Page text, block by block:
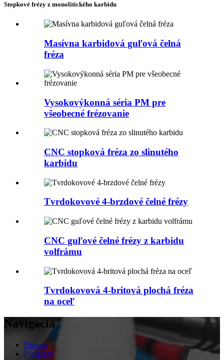
Stopkové frézy z monolitického karbidu
Masívna karbidová guľová čelná
fréza
Vysokovýkonná séria PM pre
všeobecné frézovanie
CNC stopková fréza zo slinutého
karbidu
Tvrdokovové 4-brzdové čelné frézy
CNC guľové čelné frézy z karbidu
volfrámu
Tvrdokovová 4-britová plochá fréza
na oceľ
Navigácia
Domov
Produkty